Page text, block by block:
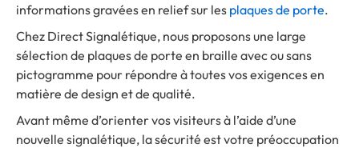
informations gravées en relief sur les plaques de porte.
Chez Direct Signalétique, nous proposons une large
sélection de plaques de porte en braille avec ou sans
pictogramme pour répondre à toutes vos exigences en
matière de design et de qualité.
Avant même d’orienter vos visiteurs à l’aide d’une
nouvelle signalétique, la sécurité est votre préoccupation